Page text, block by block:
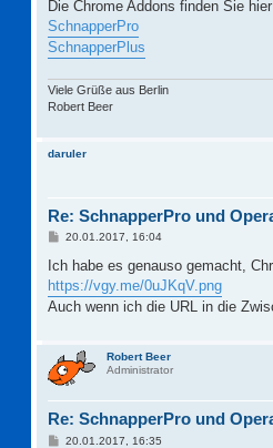
Die Chrome Addons finden Sie
SchnapperPro
SchnapperPlus
Viele Grüße aus Berlin
Robert Beer
daruler
Re: SchnapperPro und
B
i
r
a
g
20.01.2017, 16:04
Ich habe es genauso gemacht,
https://vgy.me/0uJKqV.png
Auch wenn ich die URL in die
Robert Beer
Administrator
Re: SchnapperPro und
B20.01.2017, 16:35